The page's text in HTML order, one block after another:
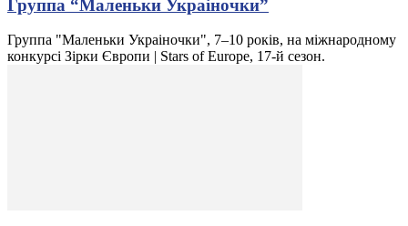
Группа “Маленьки Украіночки”
Группа "Маленьки Украіночки", 7–10 років, на міжнародному
конкурсі Зірки Європи | Stars of Europe, 17-й сезон.